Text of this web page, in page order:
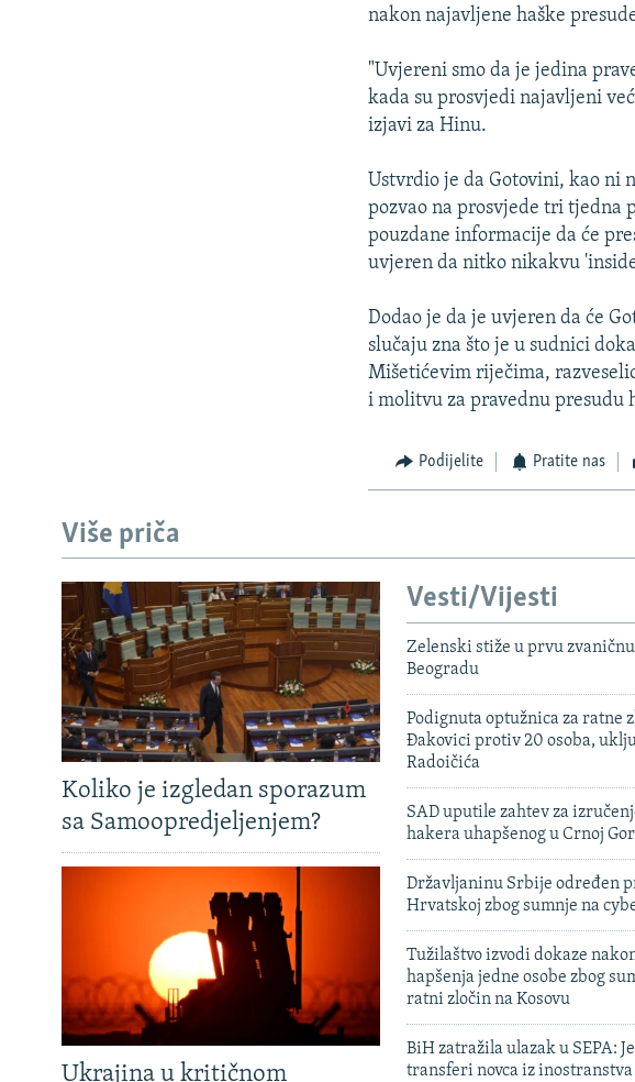
nakon najavljene haške
"Uvjereni smo da je jedina
kada su prosvjedi najavljeni
izjavi za Hinu.
Ustvrdio je da Gotovini, kao ni
pozvao na prosvjede tri tjedna
pouzdane informacije da će
uvjeren da nitko nikakvu
Dodao je da je uvjeren da će
slučaju zna što je u sudnici
Mišetićevim riječima,
i molitvu za pravednu presudu
Podijelite Pratite nas
Više priča
Koliko je izgledan sporazum
sa Samoopredjeljenjem?
Ukrajina u kritičnom
Vesti/Vijesti
Zelenski stiže u prvu
Beogradu
Podignuta optužnica za ratne
Đakovici protiv 20 osoba,
Radoičića
SAD uputile zahtev za
hakera uhapšenog u Crnoj
Državljaninu Srbije određen
Hrvatskoj zbog sumnje na
Tužilaštvo izvodi dokaze
hapšenja jedne osobe zbog
ratni zločin na Kosovu
BiH zatražila ulazak u SEPA:
transferi novca iz